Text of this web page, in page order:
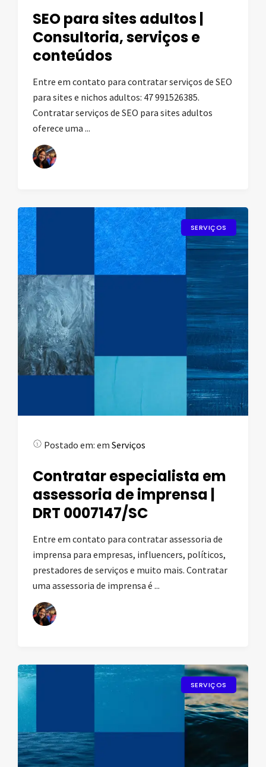
SEO para sites adultos |
Consultoria, serviços e
conteúdos
Entre em contato para contratar serviços de SEO
para sites e nichos adultos: 47 991526385.
Contratar serviços de SEO para sites adultos
oferece uma ...
SERVIÇOS
Postado em: em Serviços
Contratar especialista em
assessoria de imprensa |
DRT 0007147/SC
Entre em contato para contratar assessoria de
imprensa para empresas, influencers, políticos,
prestadores de serviços e muito mais. Contratar
uma assessoria de imprensa é ...
SERVIÇOS